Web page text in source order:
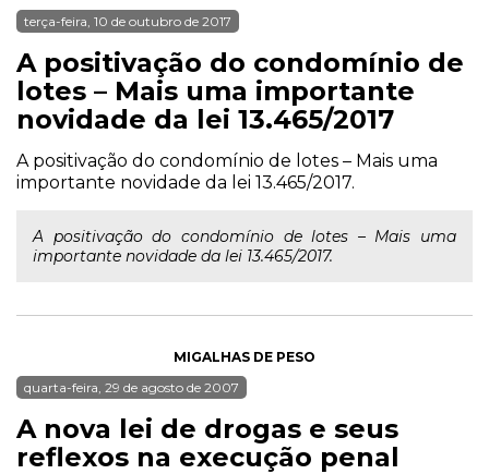
terça-feira, 10 de outubro de 2017
A positivação do condomínio de
lotes – Mais uma importante
novidade da lei 13.465/2017
A positivação do condomínio de lotes – Mais uma
importante novidade da lei 13.465/2017.
A positivação do condomínio de lotes – Mais uma
importante novidade da lei 13.465/2017.
MIGALHAS DE PESO
quarta-feira, 29 de agosto de 2007
A nova lei de drogas e seus
reflexos na execução penal